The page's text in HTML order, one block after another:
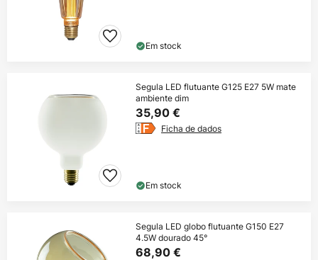
Em stock
Segula LED flutuante G125 E27 5W mate
ambiente dim
35,90 €
Ficha de dados
Em stock
Segula LED globo flutuante G150 E27
4.5W dourado 45°
68,90 €